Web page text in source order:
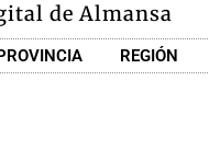
de Almansa
PROVINCIA REGIÓN